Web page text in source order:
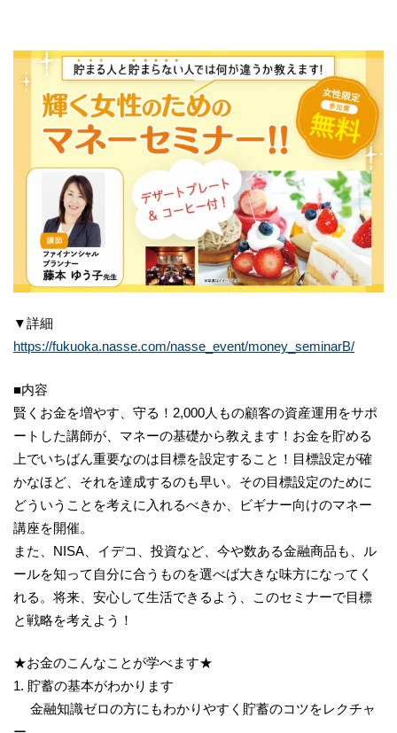
▼詳細
https://fukuoka.nasse.com/nasse_event/money_seminarB/
■内容
賢くお金を増やす、守る！2,000人もの顧客の資産運用をサポ
ートした講師が、マネーの基礎から教えます！お金を貯める
上でいちばん重要なのは目標を設定すること！目標設定が確
かなほど、それを達成するのも早い。その目標設定のために
どういうことを考えに入れるべきか、ビギナー向けのマネー
講座を開催。
また、NISA、イデコ、投資など、今や数ある金融商品も、ル
ールを知って自分に合うものを選べば大きな味方になってく
れる。将来、安心して生活できるよう、このセミナーで目標
と戦略を考えよう！
★お金のこんなことが学べます★
1. 貯蓄の基本がわかります
金融知識ゼロの方にもわかりやすく貯蓄のコツをレクチャ